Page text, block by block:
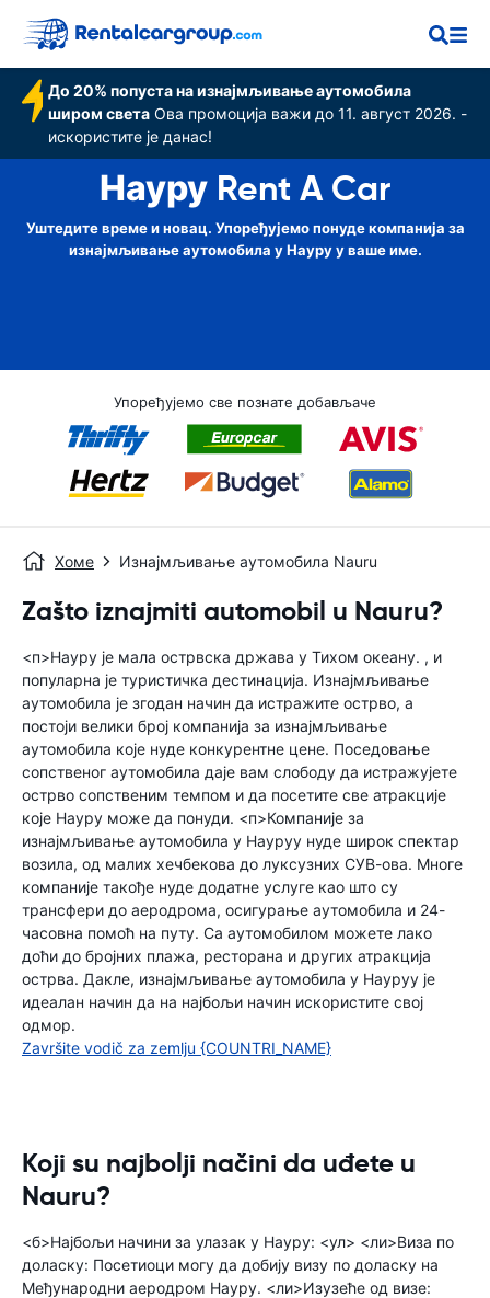
До 20% попуста на изнајмљивање аутомобила
широм света Ова промоција важи до 11. август 2026. -
искористите је данас!
Науру Rent A Car
Уштедите време и новац. Упоређујемо понуде компанија за
изнајмљивање аутомобила у Науру у ваше име.
Упоређујемо све познате добављаче
Хоме Изнајмљивање аутомобила Nauru
Zašto iznajmiti automobil u Nauru?
<п>Науру је мала острвска држава у Тихом океану. , и
популарна је туристичка дестинација. Изнајмљивање
аутомобила је згодан начин да истражите острво, а
постоји велики број компанија за изнајмљивање
аутомобила које нуде конкурентне цене. Поседовање
сопственог аутомобила даје вам слободу да истражујете
острво сопственим темпом и да посетите све атракције
које Науру може да понуди. <п>Компаније за
изнајмљивање аутомобила у Науруу нуде широк спектар
возила, од малих хечбекова до луксузних СУВ-ова. Многе
компаније такође нуде додатне услуге као што су
трансфери до аеродрома, осигурање аутомобила и 24-
часовна помоћ на путу. Са аутомобилом можете лако
доћи до бројних плажа, ресторана и других атракција
острва. Дакле, изнајмљивање аутомобила у Науруу је
идеалан начин да на најбољи начин искористите свој
одмор.
Završite vodič za zemlju {COUNTRI_NAME}
Koji su najbolji načini da uđete u
Nauru?
<б>Најбољи начини за улазак у Науру: <ул> <ли>Виза по
доласку: Посетиоци могу да добију визу по доласку на
Међународни аеродром Науру. <ли>Изузеће од визе: